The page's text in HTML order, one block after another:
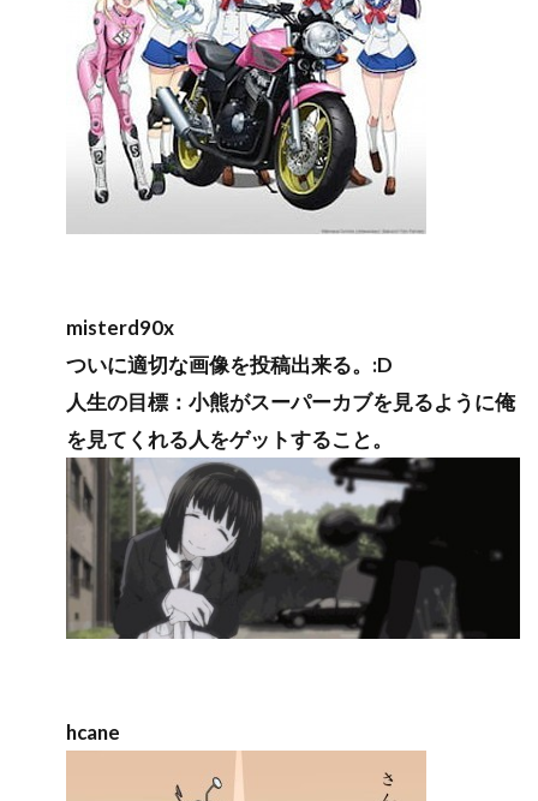
misterd90x
ついに適切な画像を投稿出来る。:D
人生の目標：小熊がスーパーカブを見るように俺
を見てくれる人をゲットすること。
hcane